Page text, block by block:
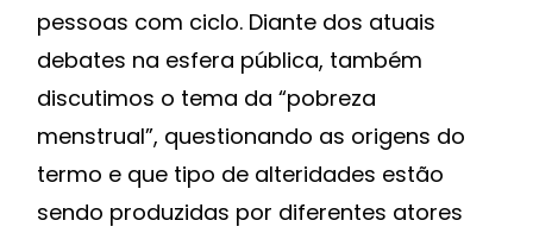
pessoas com ciclo. Diante dos atuais
debates na esfera pública, também
discutimos o tema da “pobreza
menstrual”, questionando as origens do
termo e que tipo de alteridades estão
sendo produzidas por diferentes atores